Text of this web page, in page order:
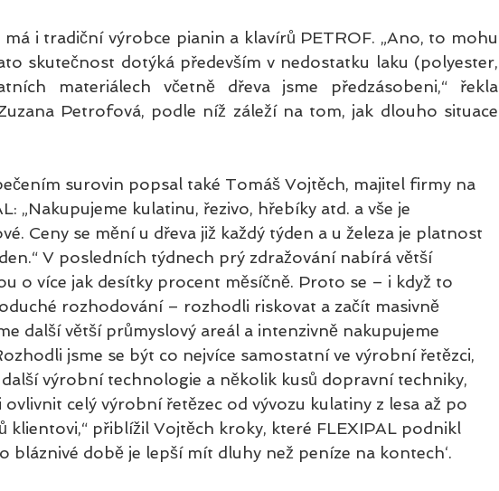
i tradiční výrobce pianin a klavírů PETROF. „Ano, to mohu
skutečnost dotýká především v nedostatku laku (polyester,
materiálech včetně dřeva jsme předzásobeni,“ řekla
Petrofová, podle níž záleží na tom, jak dlouho situace
surovin popsal také Tomáš Vojtěch, majitel firmy na
„Nakupujeme kulatinu, řezivo, hřebíky atd. a vše je
Ceny se mění u dřeva již každý týden a u železa je platnost
V posledních týdnech prý zdražování nabírá větší
o více jak desítky procent měsíčně. Proto se – i když to
rozhodování – rozhodli riskovat a začít masivně
další větší průmyslový areál a intenzivně nakupujeme
jsme se být co nejvíce samostatní ve výrobní řetězci,
výrobní technologie a několik kusů dopravní techniky,
celý výrobní řetězec od vývozu kulatiny z lesa až po
klientovi,“ přiblížil Vojtěch kroky, které FLEXIPAL podnikl
bláznivé době je lepší mít dluhy než peníze na kontech‘.